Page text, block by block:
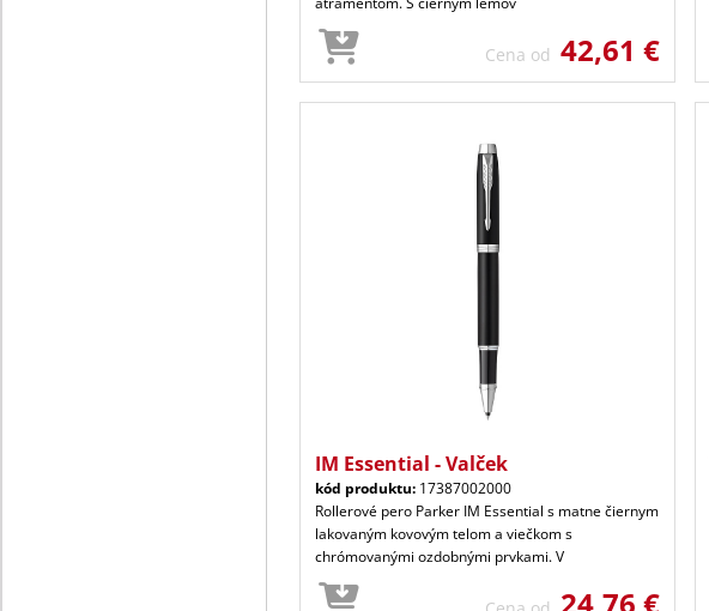
Cena od 42,61 €
IM Essential - Valček
kód produktu: 17387002000
Rollerové pero Parker IM Essential s matne čiernym
lakovaným kovovým telom a viečkom s
chrómovanými ozdobnými prvkami. V